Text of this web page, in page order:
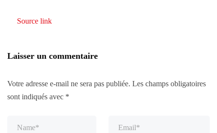
Source link
Laisser un commentaire
Votre adresse e-mail ne sera pas publiée. Les champs obligatoires
sont indiqués avec *